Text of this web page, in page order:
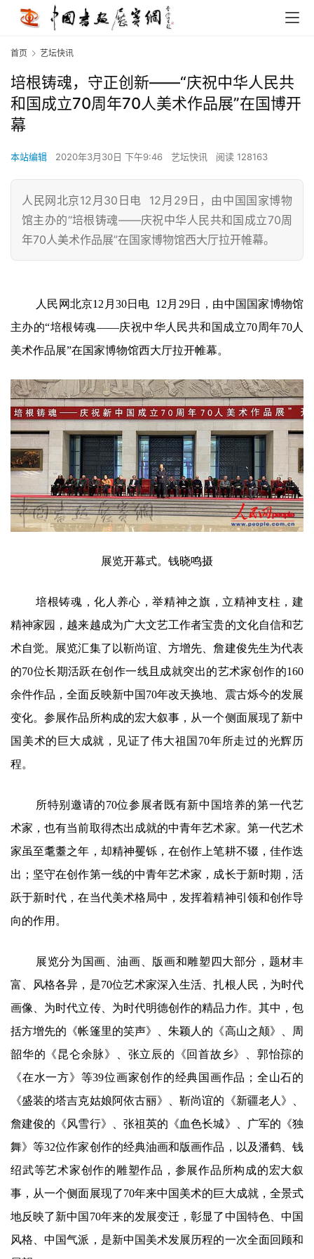
首页 艺坛快讯
培根铸魂，守正创新——“庆祝中华人民共
和国成立70周年70人美术作品展”在国博开
幕
本站编辑 2020年3月30日 下午9:46 艺坛快讯 阅读 128163
人民网北京12月30日电 12月29日，由中国国家博物
馆主办的“培根铸魂——庆祝中华人民共和国成立70周
年70人美术作品展”在国家博物馆西大厅拉开帷幕。
人民网北京12月30日电 12月29日，由中国国家博物馆
主办的“培根铸魂——庆祝中华人民共和国成立70周年70人
美术作品展”在国家博物馆西大厅拉开帷幕。
展览开幕式。钱晓鸣摄
培根铸魂，化人养心，举精神之旗，立精神支柱，建
精神家园，越来越成为广大文艺工作者宝贵的文化自信和艺
术自觉。展览汇集了以靳尚谊、方增先、詹建俊先生为代表
的70位长期活跃在创作一线且成就突出的艺术家创作的160
余件作品，全面反映新中国70年改天换地、震古烁今的发展
变化。参展作品所构成的宏大叙事，从一个侧面展现了新中
国美术的巨大成就，见证了伟大祖国70年所走过的光辉历
程。
所特别邀请的70位参展者既有新中国培养的第一代艺
术家，也有当前取得杰出成就的中青年艺术家。第一代艺术
家虽至耄耋之年，却精神矍铄，在创作上笔耕不辍，佳作迭
出；坚守在创作第一线的中青年艺术家，成长于新时期，活
跃于新时代，在当代美术格局中，发挥着精神引领和创作导
向的作用。
展览分为国画、油画、版画和雕塑四大部分，题材丰
富、风格各异，是70位艺术家深入生活、扎根人民，为时代
画像、为时代立传、为时代明德创作的精品力作。其中，包
括方增先的《帐篷里的笑声》、朱颖人的《高山之颠》、周
韶华的《昆仑余脉》、张立辰的《回首故乡》、郭怡孮的
《在水一方》等39位画家创作的经典国画作品；全山石的
《盛装的塔吉克姑娘阿依古丽》、靳尚谊的《新疆老人》、
詹建俊的《风雪行》、张祖英的《血色长城》、广军的《独
舞》等32位作家创作的经典油画和版画作品，以及潘鹤、钱
绍武等艺术家创作的雕塑作品，参展作品所构成的宏大叙
事，从一个侧面展现了70年来中国美术的巨大成就，全景式
地反映了新中国70年来的发展变迁，彰显了中国特色、中国
风格、中国气派，是新中国美术发展历程的一次全面回顾和